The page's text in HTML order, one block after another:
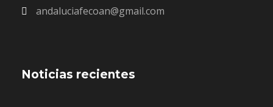
andaluciafecoan@gmail.com
Noticias recientes